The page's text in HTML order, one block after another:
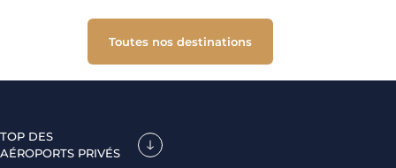
Toutes nos destinations
TOP DES
AÉROPORTS PRIVÉS